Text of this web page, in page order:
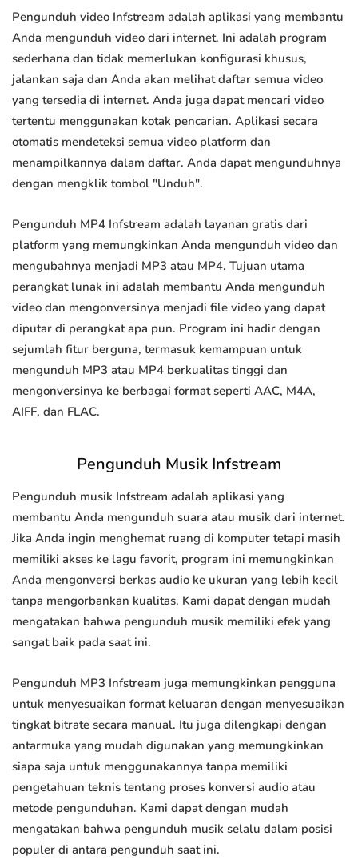
Pengunduh video Infstream adalah aplikasi yang membantu
Anda mengunduh video dari internet. Ini adalah program
sederhana dan tidak memerlukan konfigurasi khusus,
jalankan saja dan Anda akan melihat daftar semua video
yang tersedia di internet. Anda juga dapat mencari video
tertentu menggunakan kotak pencarian. Aplikasi secara
otomatis mendeteksi semua video platform dan
menampilkannya dalam daftar. Anda dapat mengunduhnya
dengan mengklik tombol "Unduh".
Pengunduh MP4 Infstream adalah layanan gratis dari
platform yang memungkinkan Anda mengunduh video dan
mengubahnya menjadi MP3 atau MP4. Tujuan utama
perangkat lunak ini adalah membantu Anda mengunduh
video dan mengonversinya menjadi file video yang dapat
diputar di perangkat apa pun. Program ini hadir dengan
sejumlah fitur berguna, termasuk kemampuan untuk
mengunduh MP3 atau MP4 berkualitas tinggi dan
mengonversinya ke berbagai format seperti AAC, M4A,
AIFF, dan FLAC.
Pengunduh Musik Infstream
Pengunduh musik Infstream adalah aplikasi yang
membantu Anda mengunduh suara atau musik dari internet.
Jika Anda ingin menghemat ruang di komputer tetapi masih
memiliki akses ke lagu favorit, program ini memungkinkan
Anda mengonversi berkas audio ke ukuran yang lebih kecil
tanpa mengorbankan kualitas. Kami dapat dengan mudah
mengatakan bahwa pengunduh musik memiliki efek yang
sangat baik pada saat ini.
Pengunduh MP3 Infstream juga memungkinkan pengguna
untuk menyesuaikan format keluaran dengan menyesuaikan
tingkat bitrate secara manual. Itu juga dilengkapi dengan
antarmuka yang mudah digunakan yang memungkinkan
siapa saja untuk menggunakannya tanpa memiliki
pengetahuan teknis tentang proses konversi audio atau
metode pengunduhan. Kami dapat dengan mudah
mengatakan bahwa pengunduh musik selalu dalam posisi
populer di antara pengunduh saat ini.